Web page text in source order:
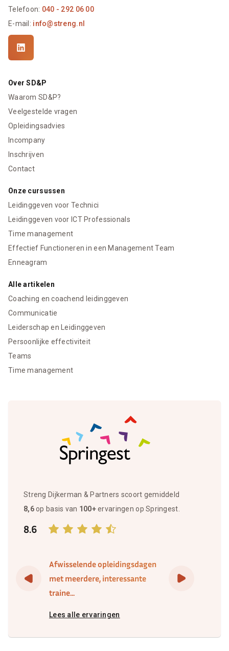
Telefoon: 040 - 292 06 00
E-mail: info@streng.nl
Over SD&P
Waarom SD&P?
Veelgestelde vragen
Opleidingsadvies
Incompany
Inschrijven
Contact
Onze cursussen
Leidinggeven voor Technici
Leidinggeven voor ICT Professionals
Time management
Effectief Functioneren in een Management Team
Enneagram
Alle artikelen
Coaching en coachend leidinggeven
Communicatie
Leiderschap en Leidinggeven
Persoonlijke effectiviteit
Teams
Time management
Streng Dijkerman & Partners scoort gemiddeld
8,6op basis van 100+ervaringen op Springest.
8.6
Afwisselende opleidingsdagen
met meerdere, interessante
traine...
Lees alle ervaringen